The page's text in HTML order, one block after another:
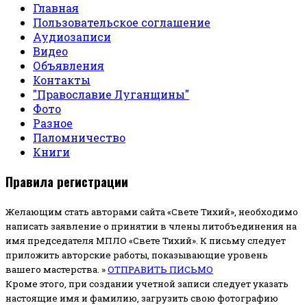
Главная
Пользовательское соглашение
Аудиозаписи
Видео
Объявления
Контакты
"Православие Луганщины"
Фото
Разное
Паломничество
Книги
Правила регистрации
Желающим стать авторами сайта «Свете Тихий», необходимо
написать заявление о принятии в члены литобъединения на
имя председателя МПЛО «Свете Тихий». К письму следует
приложить авторские работы, показывающие уровень
вашего мастерства. »ОТПРАВИТЬ ПИСЬМО
Кроме этого, при создании учетной записи следует указать
настоящие имя и фамилию, загрузить свою фотографию